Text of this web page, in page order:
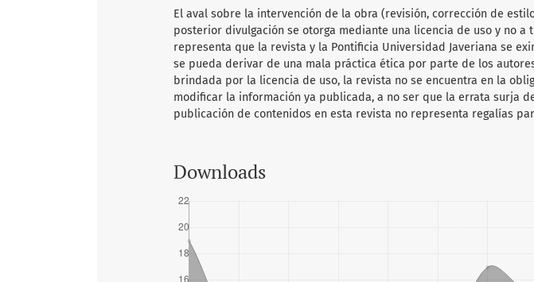
El aval sobre la intervención de la obra (revisión, corrección de
posterior divulgación se otorga mediante una licencia de uso y no a
representa que la revista y la Pontificia Universidad Javeriana se
se pueda derivar de una mala práctica ética por parte de los
brindada por la licencia de uso, la revista no se encuentra en la
modificar la información ya publicada, a no ser que la errata surja
publicación de contenidos en esta revista no representa regalías
Downloads